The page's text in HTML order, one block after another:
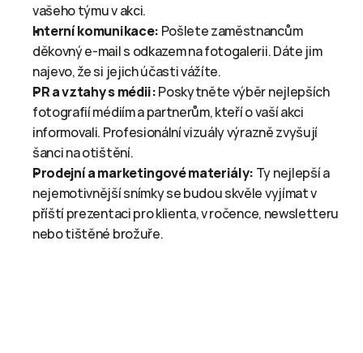
vašeho týmu v akci.
Interní komunikace: Pošlete zaměstnancům
děkovný e-mail s odkazem na fotogalerii. Dáte jim
najevo, že si jejich účasti vážíte.
PR a vztahy s médii: Poskytněte výběr nejlepších
fotografií médiím a partnerům, kteří o vaší akci
informovali. Profesionální vizuály výrazně zvyšují
šanci na otištění.
Prodejní a marketingové materiály: Ty nejlepší a
nejemotivnější snímky se budou skvěle vyjímat v
příští prezentaci pro klienta, v ročence, newsletteru
nebo tištěné brožuře.